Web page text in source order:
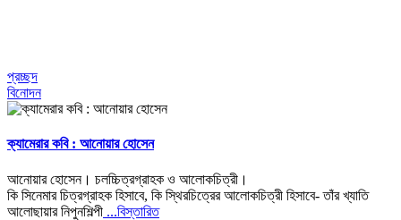
প্রচ্ছদ
বিনোদন
ক্যামেরার কবি : আনোয়ার হোসেন
আনোয়ার হোসেন। চলচ্চিত্রগ্রাহক ও আলোকচিত্রী।
কি সিনেমার চিত্রগ্রাহক হিসাবে, কি স্থিরচিত্রের আলোকচিত্রী হিসাবে- তাঁর খ্যাতি
আলোছায়ার নিপুনশিল্পী ...বিস্তারিত